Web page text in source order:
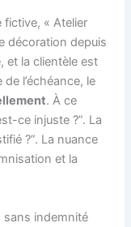
fictive, « Atelier
décoration depuis
et la clientèle est
l’échéance, le
. À ce
ce injuste ?”. La
?”. La nuance
et la
sans indemnité